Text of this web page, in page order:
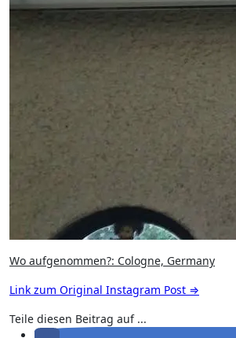
Wo aufgenommen?: Cologne, Germany
Link zum Original Instagram Post ⇒
Teile diesen Beitrag auf ...